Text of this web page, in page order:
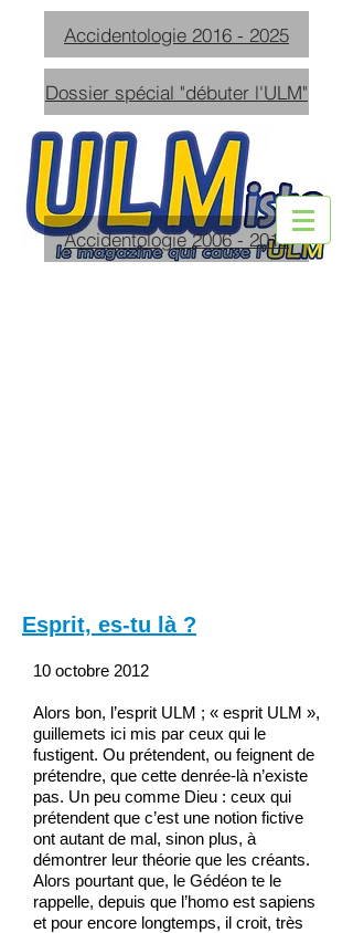
Accidentologie 2016 - 2025
Dossier spécial "débuter l'ULM"
Accidentologie 2006 - 2015
Esprit, es-tu là ?
10 octobre 2012
Alors bon, l’esprit ULM ; « esprit ULM »,
guillemets ici mis par ceux qui le
fustigent. Ou prétendent, ou feignent de
prétendre, que cette denrée-là n’existe
pas. Un peu comme Dieu : ceux qui
prétendent que c’est une notion fictive
ont autant de mal, sinon plus, à
démontrer leur théorie que les créants.
Alors pourtant que, le Gédéon te le
rappelle, depuis que l’homo est sapiens
et pour encore longtemps, il croit, très